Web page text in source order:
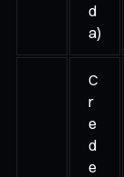
d
a)
C
r
e
d
e